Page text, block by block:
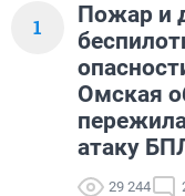
1
Пожар и
Омская
атаку
29 244